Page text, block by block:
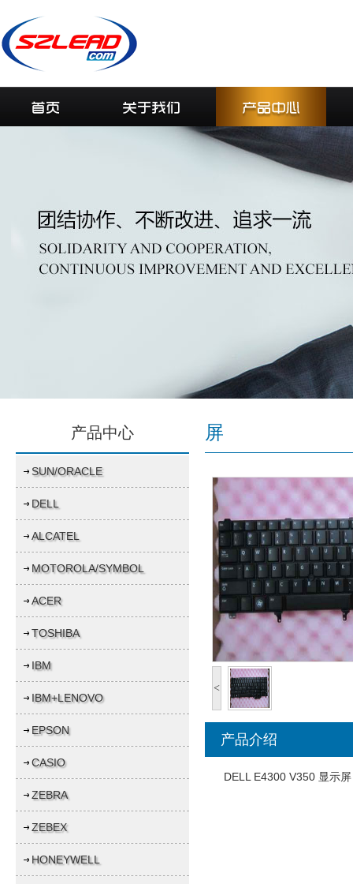
产品中心
SUN/ORACLE
DELL
ALCATEL
MOTOROLA/SYMBOL
ACER
TOSHIBA
IBM
IBM+LENOVO
EPSON
CASIO
ZEBRA
ZEBEX
HONEYWELL
屏
<
产品介绍
DELL E4300 V350 显示